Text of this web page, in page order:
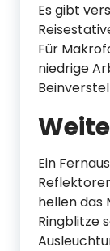
Es gibt
Für
niedrige
Ein
hellen das
Ringblitze